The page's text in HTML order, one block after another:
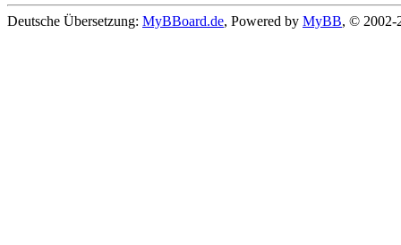
Deutsche Übersetzung: MyBBoard.de, Powered by MyBB, © 2002-